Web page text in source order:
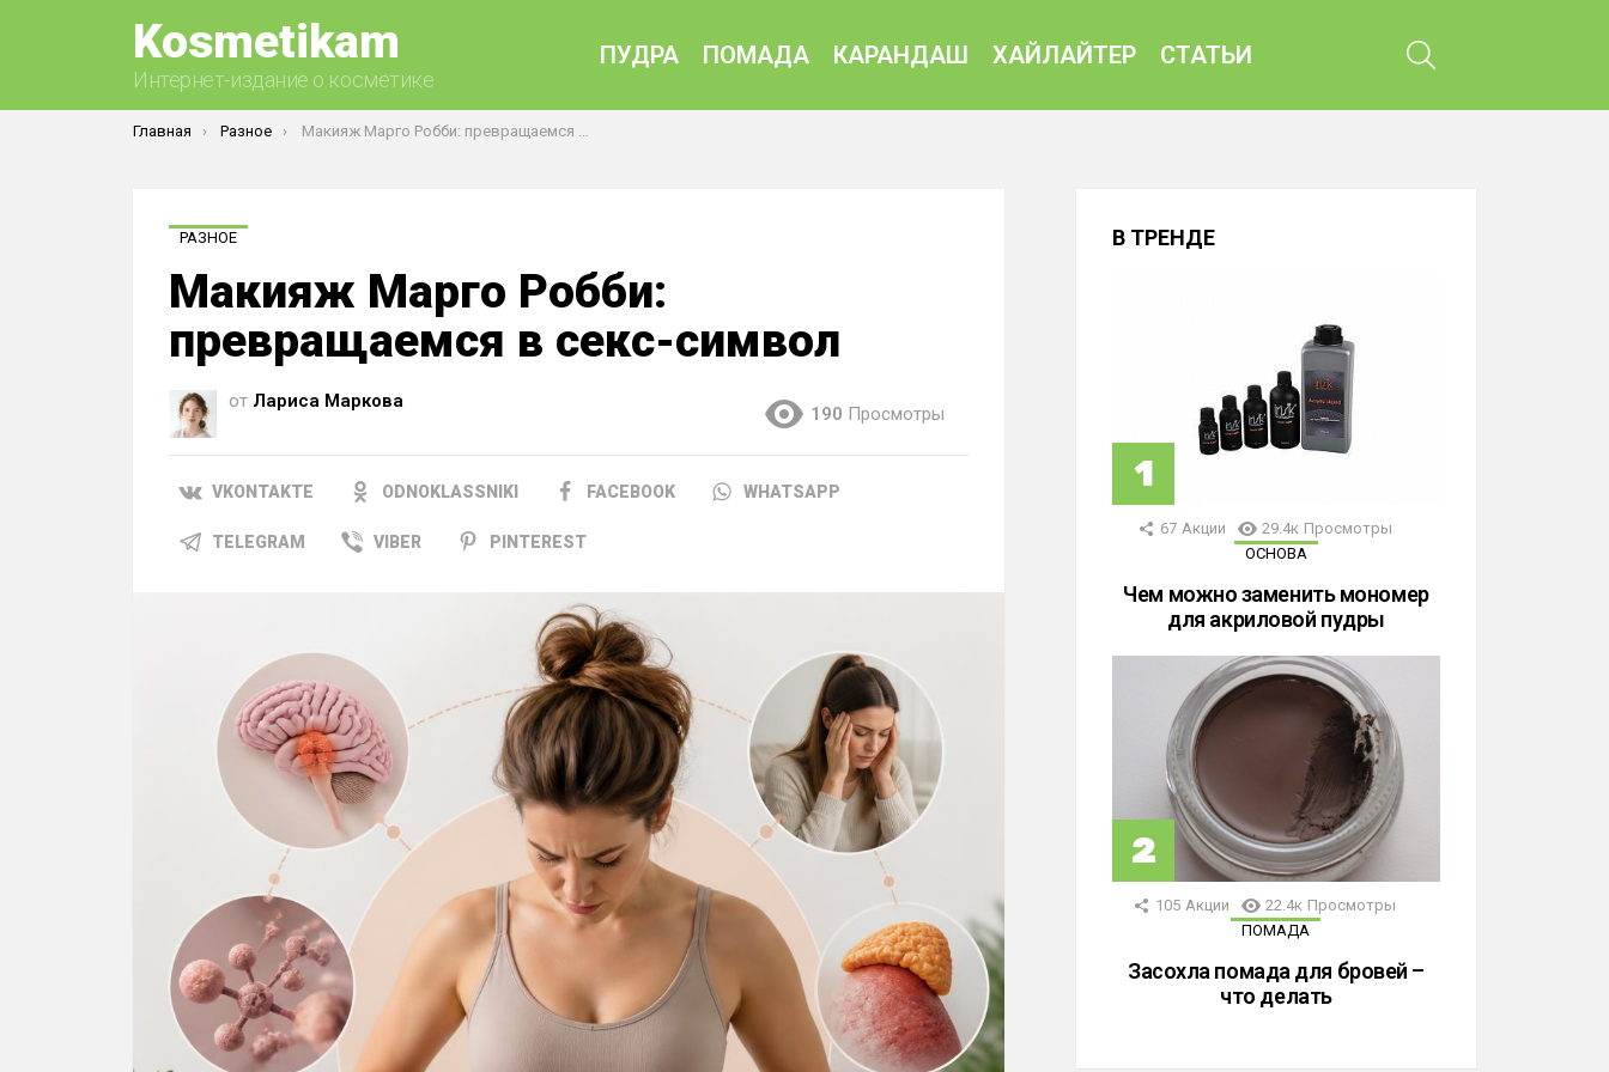
Kosmetikam
Интернет-издание о косметике
ПУДРА ПОМАДА КАРАНДАШ ХАЙЛАЙТЕР СТАТЬИ
Вы здесь:
Главная Разное Макияж Марго Робби: превращаемся в секс-символ
РАЗНОЕ
Макияж Марго Робби:
превращаемся в секс-символ
от Лариса Маркова
190 Просмотры
VKONTAKTE ODNOKLASSNIKI FACEBOOK WHATSAPP
TELEGRAM VIBER PINTEREST
В ТРЕНДЕ
67 Акции 29.4к Просмотры
ОСНОВА
Чем можно заменить мономер
для акриловой пудры
105 Акции 22.4к Просмотры
ПОМАДА
Засохла помада для бровей –
что делать